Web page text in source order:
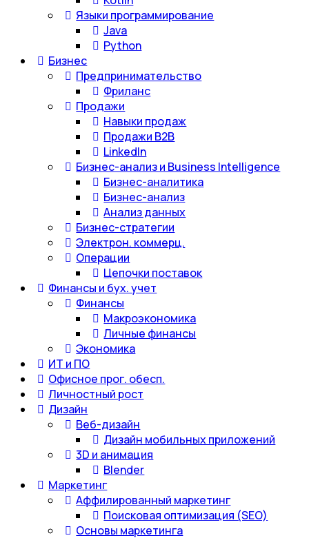
Языки программирование
Java
Python
Бизнес
Предпринимательство
Фриланс
Продажи
Навыки продаж
Продажи B2B
LinkedIn
Бизнес-анализ и Business Intelligence
Бизнес-аналитика
Бизнес-анализ
Анализ данных
Бизнес-стратегии
Электрон. коммерц.
Операции
Цепочки поставок
Финансы и бух. учет
Финансы
Макроэкономика
Личные финансы
Экономика
ИТ и ПО
Офисное прог. обесп.
Личностный рост
Дизайн
Веб-дизайн
Дизайн мобильных приложений
3D и анимация
Blender
Маркетинг
Аффилированный маркетинг
Поисковая оптимизация (SEO)
Основы маркетинга